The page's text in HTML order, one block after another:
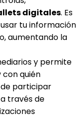
digitales. Es
tu información
aumentando la
y permite
con quién
participar
través de